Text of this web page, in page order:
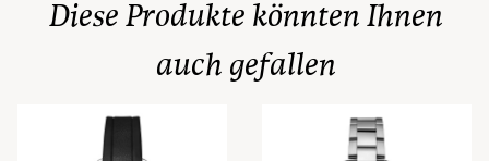
Diese Produkte könnten Ihnen
auch gefallen